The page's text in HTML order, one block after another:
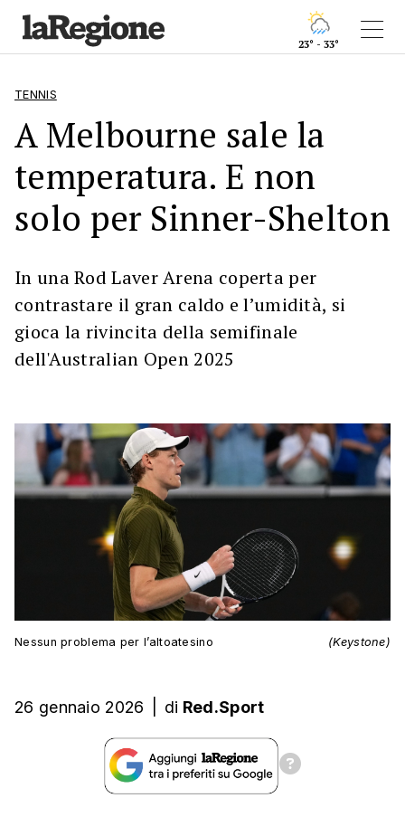
23° - 33°
TENNIS
A Melbourne sale la
temperatura. E non
solo per Sinner-Shelton
In una Rod Laver Arena coperta per
contrastare il gran caldo e l’umidità, si
gioca la rivincita della semifinale
dell'Australian Open 2025
Nessun problema per l’altoatesino (Keystone)
26 gennaio 2026 di Red.Sport